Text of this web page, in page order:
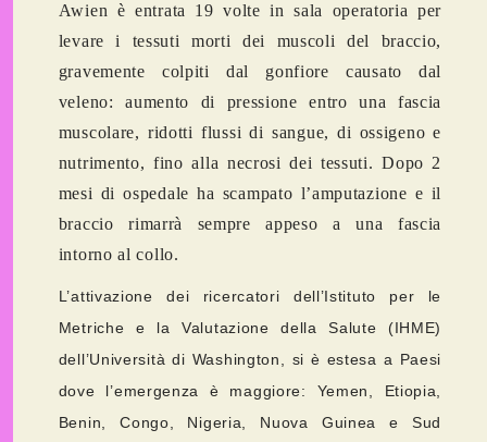
Awien è entrata 19 volte in sala operatoria per
levare i tessuti morti dei muscoli del braccio,
gravemente colpiti dal gonfiore causato dal
veleno: aumento di pressione entro una fascia
muscolare, ridotti flussi di sangue, di ossigeno e
nutrimento, fino alla necrosi dei tessuti. Dopo 2
mesi di ospedale ha scampato l’amputazione e il
braccio rimarrà sempre appeso a una fascia
intorno al collo.
L’attivazione dei ricercatori dell’Istituto per le
Metriche e la Valutazione della Salute (IHME)
dell’Università di Washington, si è estesa a Paesi
dove l’emergenza è maggiore: Yemen, Etiopia,
Benin, Congo, Nigeria, Nuova Guinea e Sud